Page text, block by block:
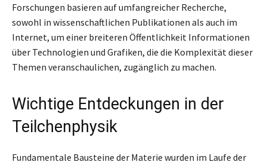
Forschungen basieren auf umfangreicher Recherche,
sowohl in wissenschaftlichen Publikationen als auch im
Internet, um einer breiteren Öffentlichkeit Informationen
über Technologien und Grafiken, die die Komplexität dieser
Themen veranschaulichen, zugänglich zu machen.
Wichtige Entdeckungen in der
Teilchenphysik
Fundamentale Bausteine der Materie wurden im Laufe der